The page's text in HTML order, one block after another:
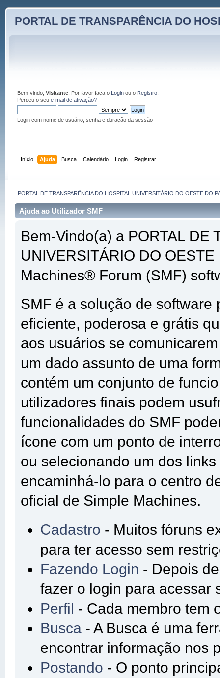
PORTAL DE TRANSPARÊNCIA DO
Bem-vindo, Visitante. Por favor faça o Loginou o Registro.
Perdeu o seu e-mail de ativação?
Login com nome de usuário, senha e duração da sessão
Início Ajuda Busca Calendário Login Registrar
PORTAL DE TRANSPARÊNCIA DO HOSPITAL UNIVERSITÁRIO DO OESTE DO
Ajuda ao Utilizador SMF
Bem-Vindo(a) a PORTAL DE
UNIVERSITÁRIO DO
Machines® Forum (SMF)
SMF é a solução de
eficiente, poderosa e grátis
aos usuários se
um dado assunto de uma
contém um conjunto de
utilizadores finais podem
funcionalidades do SMF
ícone com um ponto de
ou selecionando um dos
encaminhá-lo para o centro
oficial de Simple Machines.
Cadastro - Muitos fóruns
para ter acesso sem
Fazendo Login - Depois
fazer o login para acessar
Perfil - Cada membro tem
Busca - A Busca é uma
encontrar informação nos
Postando - O ponto